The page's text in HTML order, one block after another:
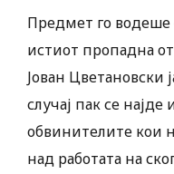
Предмет го
истиот пропадна
Јован Цветановски
случај пак се најде
обвинителите кои
над работата на